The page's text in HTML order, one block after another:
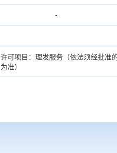
-
许可项目：理发服务（依法须经批准
为准）